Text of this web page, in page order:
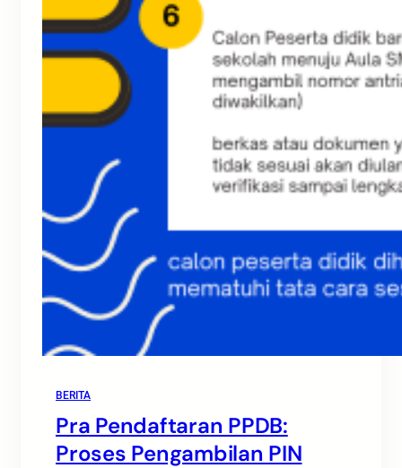
BERITA
Pra Pendaftaran PPDB:
Proses Pengambilan PIN